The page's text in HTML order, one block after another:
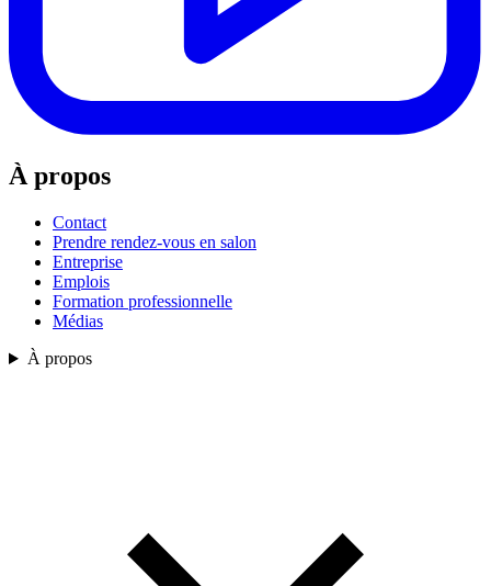
À propos
Contact
Prendre rendez-vous en salon
Entreprise
Emplois
Formation professionnelle
Médias
À propos